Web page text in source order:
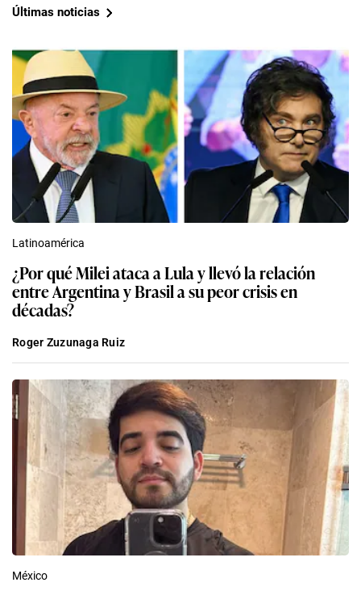
Últimas noticias
Latinoamérica
¿Por qué Milei ataca a Lula y llevó la relación
entre Argentina y Brasil a su peor crisis en
décadas?
Roger Zuzunaga Ruiz
México